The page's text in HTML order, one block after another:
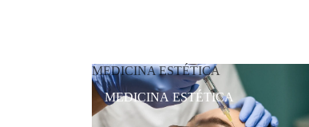
MEDICINA ESTÉTICA
MEDICINA ESTÉTICA